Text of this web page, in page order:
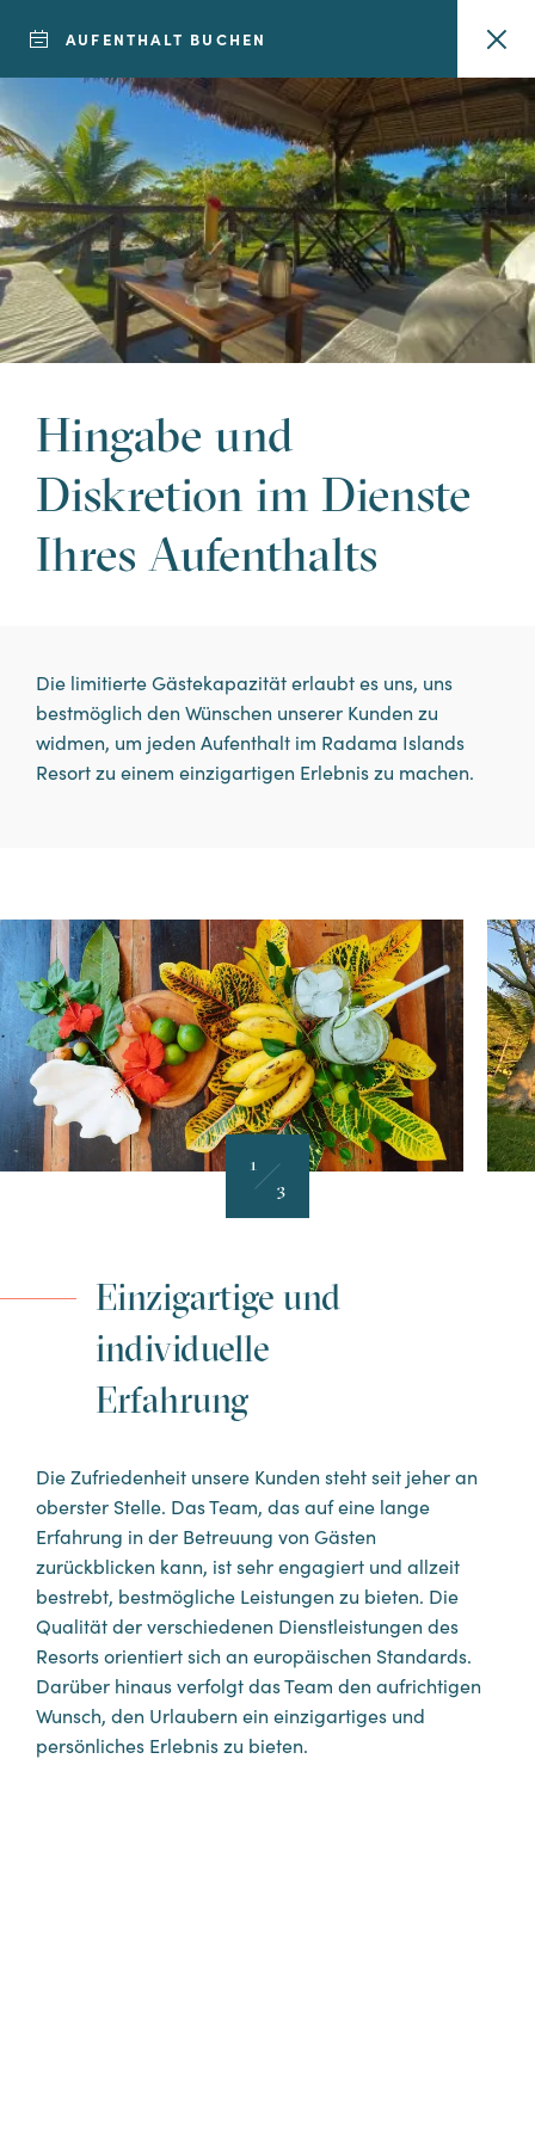
AUFENTHALT BUCHEN
Hingabe und
Diskretion im Dienste
Ihres Aufenthalts
Die limitierte Gästekapazität erlaubt es uns, uns
bestmöglich den Wünschen unserer Kunden zu
widmen, um jeden Aufenthalt im Radama Islands
Resort zu einem einzigartigen Erlebnis zu machen.
1
3
Einzigartige und
individuelle
Erfahrung
Die Zufriedenheit unsere Kunden steht seit jeher an
oberster Stelle. Das Team, das auf eine lange
Erfahrung in der Betreuung von Gästen
zurückblicken kann, ist sehr engagiert und allzeit
bestrebt, bestmögliche Leistungen zu bieten. Die
Qualität der verschiedenen Dienstleistungen des
Resorts orientiert sich an europäischen Standards.
Darüber hinaus verfolgt das Team den aufrichtigen
Wunsch, den Urlaubern ein einzigartiges und
persönliches Erlebnis zu bieten.
7 TAGE AUFENTHALT
Möchten Sie dem
Alltag
entfliehen?
Entdecken Sie
unsere 7-tägigen
Auszeitaufenthalte
AUFENTHALT